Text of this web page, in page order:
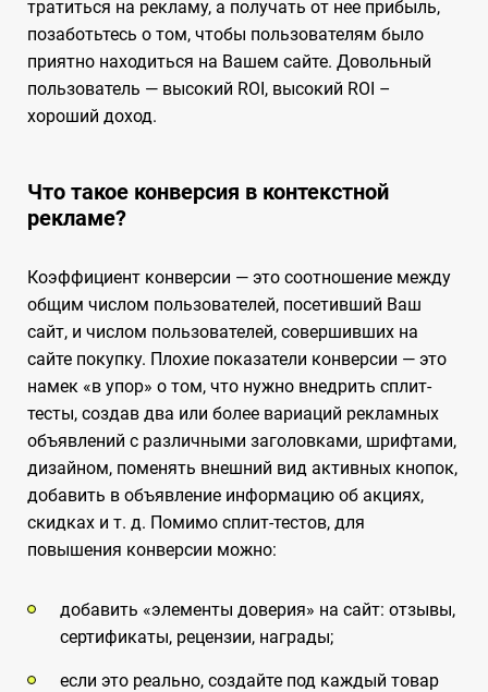
тратиться на рекламу, а получать от нее прибыль,
позаботьтесь о том, чтобы пользователям было
приятно находиться на Вашем сайте. Довольный
пользователь — высокий ROI, высокий ROI –
хороший доход.
Что такое конверсия в контекстной
рекламе?
Коэффициент конверсии — это соотношение между
общим числом пользователей, посетивший Ваш
сайт, и числом пользователей, совершивших на
сайте покупку. Плохие показатели конверсии — это
намек «в упор» о том, что нужно внедрить сплит-
тесты, создав два или более вариаций рекламных
объявлений с различными заголовками, шрифтами,
дизайном, поменять внешний вид активных кнопок,
добавить в объявление информацию об акциях,
скидках и т. д. Помимо сплит-тестов, для
повышения конверсии можно:
добавить «элементы доверия» на сайт: отзывы,
сертификаты, рецензии, награды;
если это реально, создайте под каждый товар